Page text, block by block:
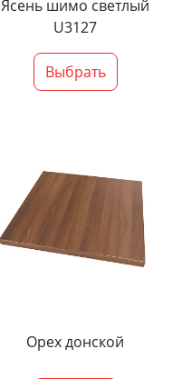
Ясень шимо светлый
U3127
Выбрать
Орех донской